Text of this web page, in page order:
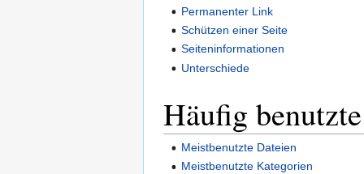
Permanenter Link
Schützen einer Seite
Seiteninformationen
Unterschiede
Häufig
Meistbenutzte Dateien
Meistbenutzte Kategorien